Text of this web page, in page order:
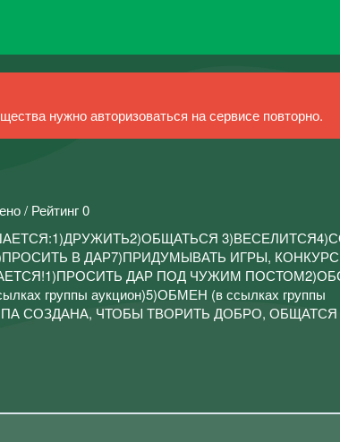
нужно авторизоваться на сервисе повторно.
/ Рейтинг 0
В ДАР7)ПРИДУМЫВАТЬ ИГРЫ,
ДАР ПОД ЧУЖИМ
группы аукцион)5)ОБМЕН (в ссылках группы
СОЗДАНА, ЧТОБЫ ТВОРИТЬ ДОБРО, ОБЩАТСЯ